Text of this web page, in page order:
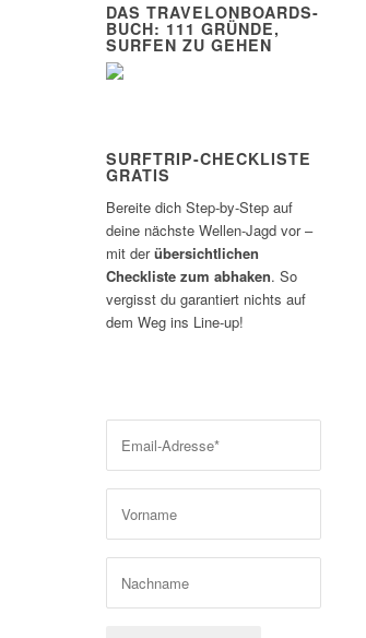
DAS TRAVELONBOARDS-
BUCH: 111 GRÜNDE,
SURFEN ZU GEHEN
SURFTRIP-CHECKLISTE
GRATIS
Bereite dich Step-by-Step auf
deine nächste Wellen-Jagd vor –
mit derübersichtlichen
Checkliste zum abhaken. So
vergisst du garantiert nichts auf
dem Weg ins Line-up!